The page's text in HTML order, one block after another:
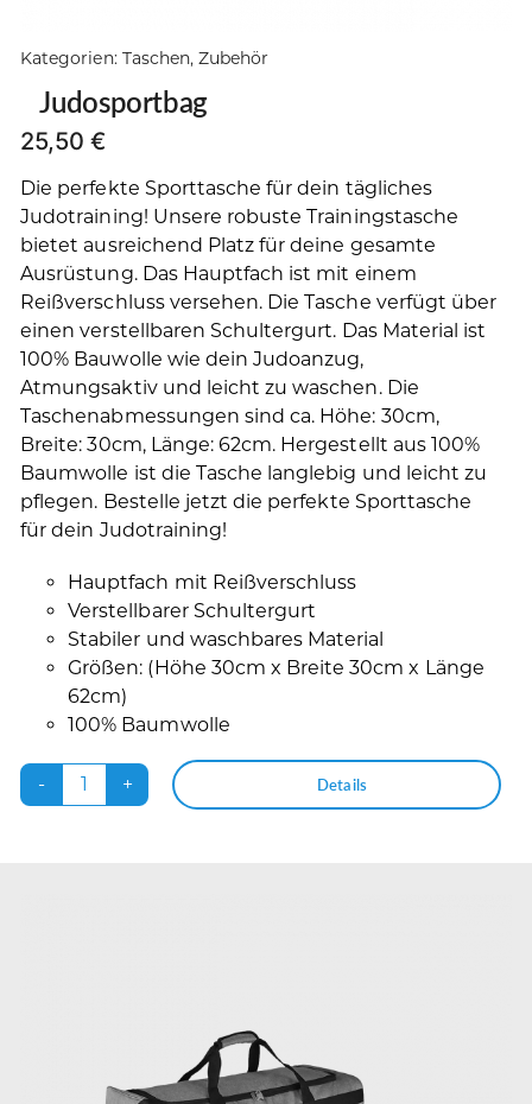
Kategorien: Taschen,Zubehör
Judosportbag
25,50€
Die perfekte Sporttasche für dein tägliches
Judotraining! Unsere robuste Trainingstasche
bietet ausreichend Platz für deine gesamte
Ausrüstung. Das Hauptfach ist mit einem
Reißverschluss versehen. Die Tasche verfügt über
einen verstellbaren Schultergurt. Das Material ist
100% Bauwolle wie dein Judoanzug,
Atmungsaktiv und leicht zu waschen. Die
Taschenabmessungen sind ca. Höhe: 30cm,
Breite: 30cm, Länge: 62cm. Hergestellt aus 100%
Baumwolle ist die Tasche langlebig und leicht zu
pflegen. Bestelle jetzt die perfekte Sporttasche
für dein Judotraining!
Hauptfach mit Reißverschluss
Verstellbarer Schultergurt
Stabiler und waschbares Material
Größen: (Höhe 30cm x Breite 30cm x Länge
62cm)
100% Baumwolle
Judosportbag
Details